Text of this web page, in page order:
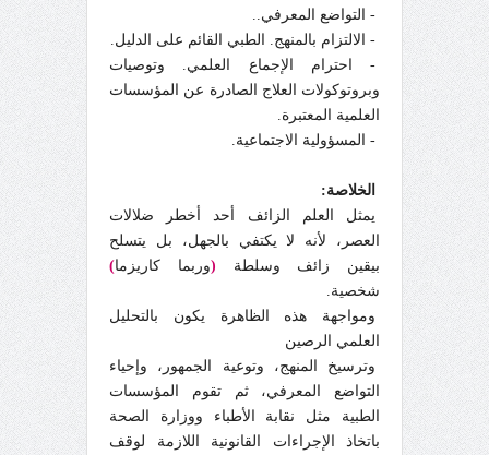
- التواضع المعرفي..
- الالتزام بالمنهج. الطبي القائم على الدليل.
- احترام الإجماع العلمي. وتوصيات
وبروتوكولات العلاج الصادرة عن المؤسسات
العلمية المعتبرة.
- المسؤولية الاجتماعية.
الخلاصة:
يمثل العلم الزائف أحد أخطر ضلالات
العصر، لأنه لا يكتفي بالجهل، بل يتسلح
بيقين زائف وسلطة (وربما كاريزما)
شخصية.
ومواجهة هذه الظاهرة يكون بالتحليل
العلمي الرصين
وترسيخ المنهج، وتوعية الجمهور، وإحياء
التواضع المعرفي، ثم تقوم المؤسسات
الطبية مثل نقابة الأطباء ووزارة الصحة
باتخاذ الإجراءات القانونية اللازمة لوقف